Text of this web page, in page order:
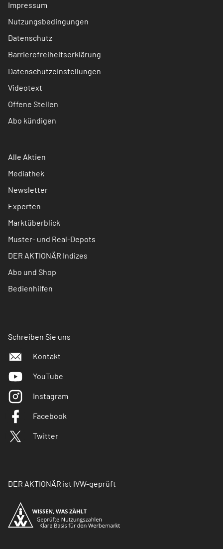
Impressum
Nutzungsbedingungen
Datenschutz
Barrierefreiheitserklärung
Datenschutzeinstellungen
Videotext
Offene Stellen
Abo kündigen
Alle Aktien
Mediathek
Newsletter
Experten
Marktüberblick
Muster- und Real-Depots
DER AKTIONÄR Indizes
Abo und Shop
Bedienhilfen
Schreiben Sie uns
Kontakt
YouTube
Instagram
Facebook
Twitter
DER AKTIONÄR ist IVW-geprüft